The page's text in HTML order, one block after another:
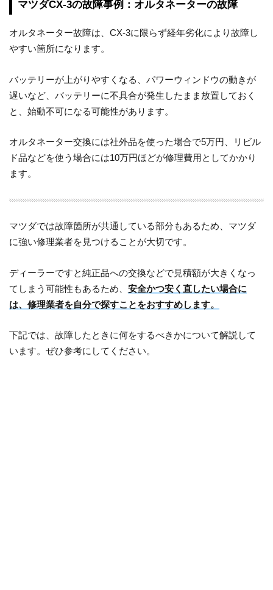
マツダCX-3の故障事例：オルタネーターの故障
オルタネーター故障は、CX-3に限らず経年劣化により故障し
やすい箇所になります。
バッテリーが上がりやすくなる、パワーウィンドウの動きが
遅いなど、バッテリーに不具合が発生したまま放置しておく
と、始動不可になる可能性があります。
オルタネーター交換には社外品を使った場合で5万円、リビル
ド品などを使う場合には10万円ほどが修理費用としてかかり
ます。
マツダでは故障箇所が共通している部分もあるため、マツダ
に強い修理業者を見つけることが大切です。
ディーラーですと純正品への交換などで見積額が大きくなっ
てしまう可能性もあるため、安全かつ安く直したい場合に
は、修理業者を自分で探すことをおすすめします。
下記では、故障したときに何をするべきかについて解説して
います。ぜひ参考にしてください。